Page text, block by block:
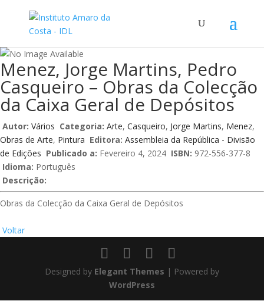
Menez, Jorge Martins, Pedro
Casqueiro – Obras da Colecção
da Caixa Geral de Depósitos
Autor: Vários Categoria: Arte, Casqueiro, Jorge Martins, Menez,
Obras de Arte, Pintura Editora: Assembleia da República - Divisão
de Edições Publicado a: Fevereiro 4, 2024 ISBN: 972-556-377-8
Idioma: Português
Descrição:
Obras da Colecção da Caixa Geral de Depósitos
Voltar
Designed by Elegant Themes | Powered by
WordPress